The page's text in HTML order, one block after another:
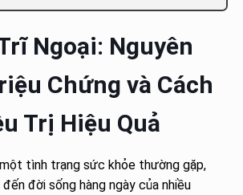
Ngoại: Nguyên
Chứng và Cách
Trị Hiệu Quả
tình trạng sức khỏe thường gặp,
đời sống hàng ngày của nhiều